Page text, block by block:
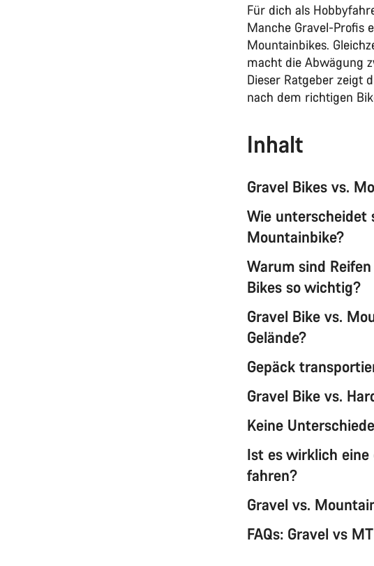
Für dich als
Manche Gravel-Profis
Mountainbikes.
macht die Abwägung
Dieser Ratgeber zeigt
nach dem richtigen
Inhalt
Gravel Bikes vs.
Wie unterscheidet
Mountainbike?
Warum sind
Bikes so wichtig?
Gravel Bike vs.
Gelände?
Gepäck
Gravel Bike vs.
Keine
Ist es wirklich
fahren?
Gravel vs.
FAQs: Gravel vs